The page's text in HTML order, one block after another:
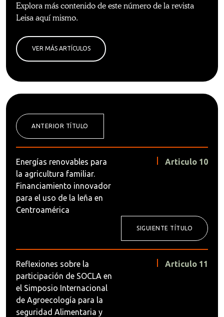
Explora más contenido de este número de la revista
Leisa aquí mismo.
VER MÁS ARTÍCULOS
ANTERIOR TÍTULO
Energías renovables para
la agricultura familiar.
Financiamiento innovador
para el uso de la leña en
Centroamérica
Articulo 10
SIGUIENTE TÍTULO
Reflexiones sobre la
participación de SOCLA en
el Simposio Internacional
de Agroecología para la
seguridad Alimentaria y
Articulo 11